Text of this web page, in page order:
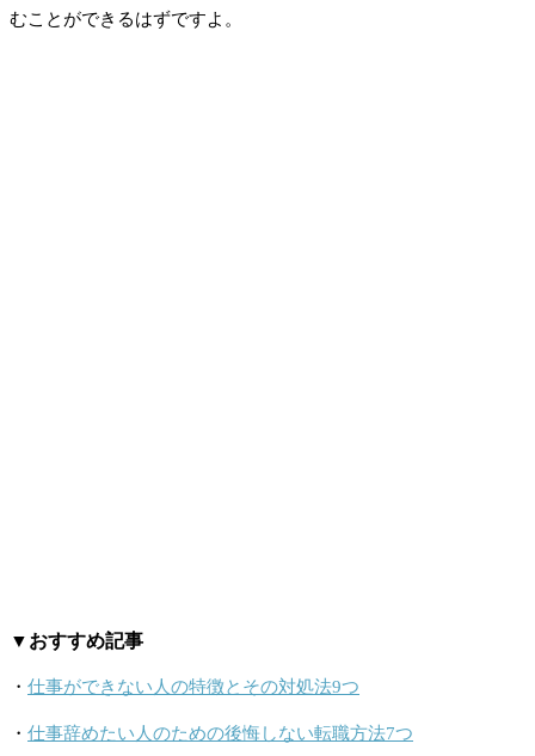
むことができるはずですよ。
▼おすすめ記事
・ 仕事ができない人の特徴とその対処法9つ
・ 仕事辞めたい人のための後悔しない転職方法7つ